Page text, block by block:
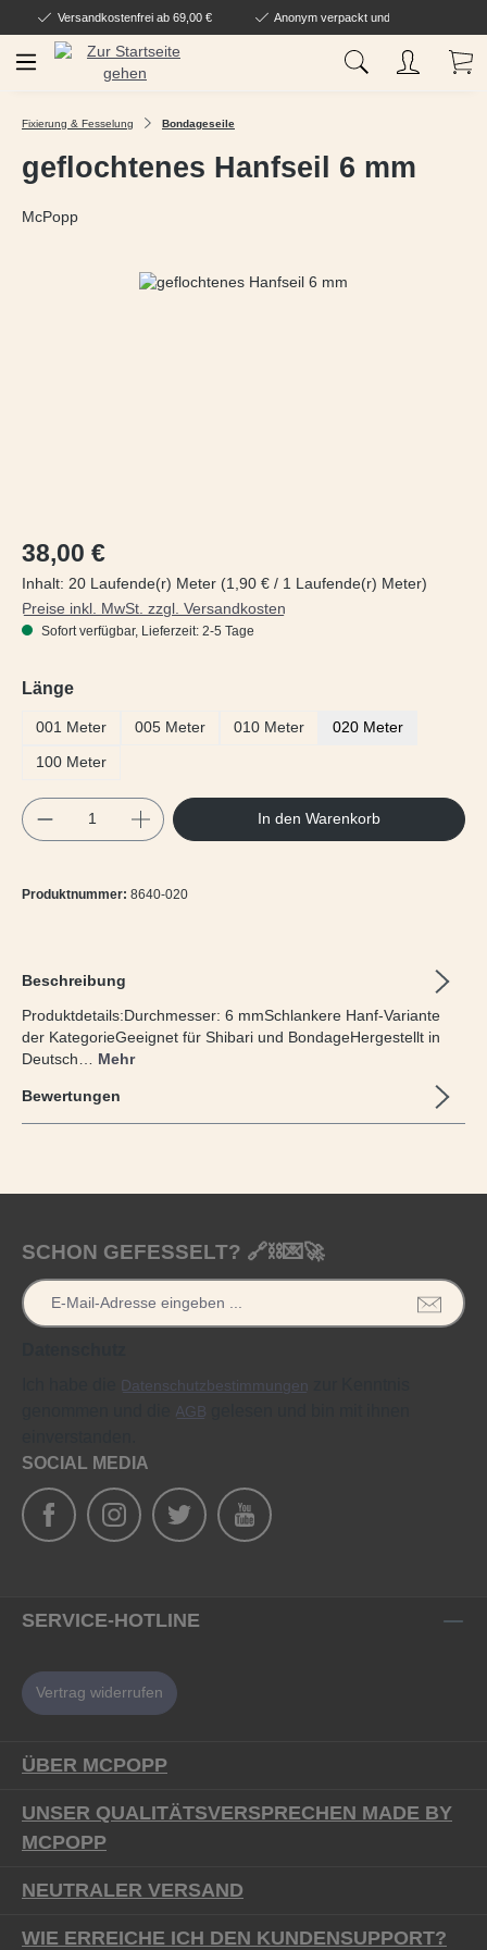
Zum Hauptinhalt springen
Versandkostenfrei ab 69,00 € Anonym verpackt und geliefert
Fixierung & Fesselung Bondageseile
geflochtenes Hanfseil 6 mm
McPopp
Bildergalerie überspringen
Regulärer Preis:
38,00 €
Inhalt: 20 Laufende(r) Meter (1,90 € / 1 Laufende(r) Meter)
Preise inkl. MwSt. zzgl. Versandkosten
Sofort verfügbar, Lieferzeit: 2-5 Tage
Längeauswählen
001 Meter 005 Meter 010 Meter 020 Meter
100 Meter
Produkt Anzahl: Gib den gewünschten
In den Warenkorb
Produktnummer: 8640-020
Beschreibung
Produktdetails:Durchmesser: 6 mmSchlankere Hanf-Variante
der KategorieGeeignet für Shibari und BondageHergestellt in
Deutsch… Mehr
Bewertungen
SCHON GEFESSELT? 🔗⛓️💌🚀
Datenschutzbestimmungen
AGB
SOCIAL MEDIA
SERVICE-HOTLINE
Vertrag widerrufen
ÜBER MCPOPP
UNSER QUALITÄTSVERSPRECHEN MADE BY
MCPOPP
NEUTRALER VERSAND
WIE ERREICHE ICH DEN KUNDENSUPPORT?